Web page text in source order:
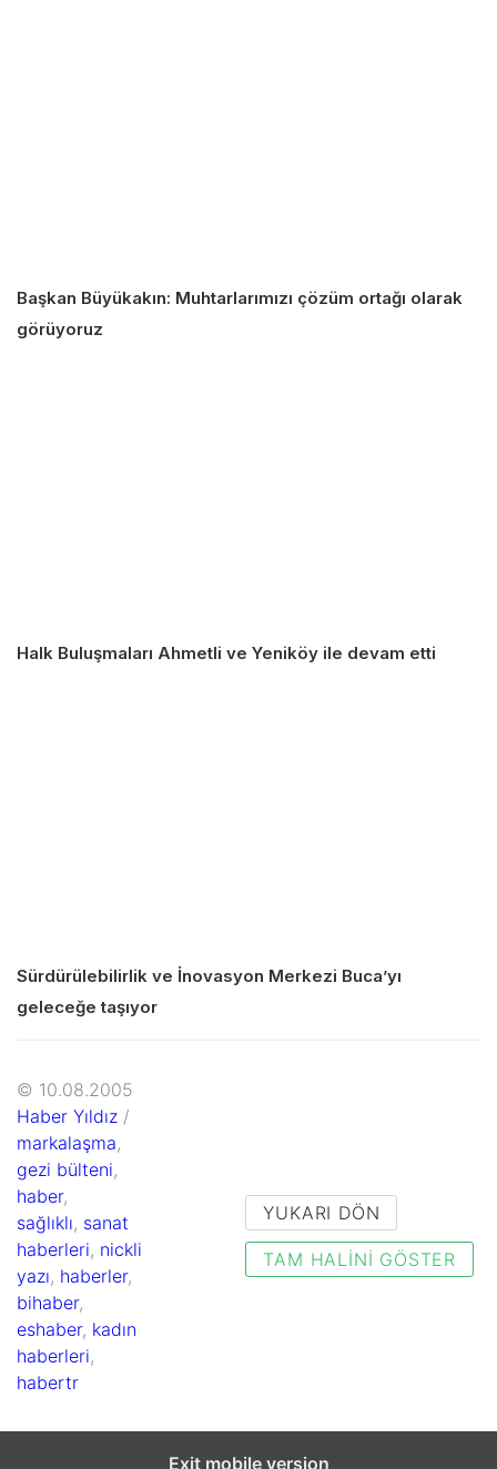
Başkan Büyükakın: Muhtarlarımızı çözüm ortağı olarak
görüyoruz
Halk Buluşmaları Ahmetli ve Yeniköy ile devam etti
Sürdürülebilirlik ve İnovasyon Merkezi Buca’yı
geleceğe taşıyor
© 10.08.2005
Haber Yıldız /
markalaşma,
gezi bülteni,
haber,
sağlıklı, sanat
haberleri, nickli
yazı, haberler,
bihaber,
eshaber, kadın
haberleri,
habertr
YUKARI DÖN
TAM HALINI GÖSTER
Exit mobile version